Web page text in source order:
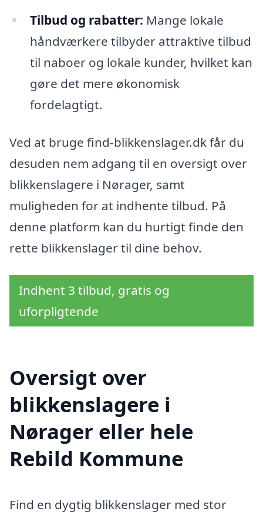
Tilbud og rabatter: Mange lokale
håndværkere tilbyder attraktive tilbud
til naboer og lokale kunder, hvilket kan
gøre det mere økonomisk
fordelagtigt.
Ved at bruge find-blikkenslager.dk får du
desuden nem adgang til en oversigt over
blikkenslagere i Nørager, samt
muligheden for at indhente tilbud. På
denne platform kan du hurtigt finde den
rette blikkenslager til dine behov.
Indhent 3 tilbud, gratis og
uforpligtende
Oversigt over
blikkenslagere i
Nørager eller hele
Rebild Kommune
Find en dygtig blikkenslager med stor